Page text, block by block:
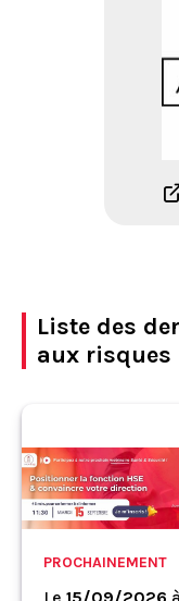
Liste des
aux
PROCHAINEMENT